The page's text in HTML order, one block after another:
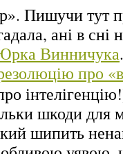
Пишучи тут
ані в сні
Винничука
про
шкоди для
шипить